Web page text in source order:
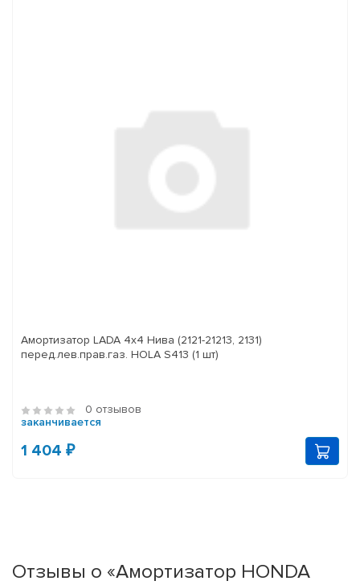
Амортизатор LADA 4x4 Нива (2121-21213, 2131)
перед.лев.прав.газ. HOLA S413 (1 шт)
0 отзывов
заканчивается
1 404 ₽
Отзывы о «Амортизатор HONDA